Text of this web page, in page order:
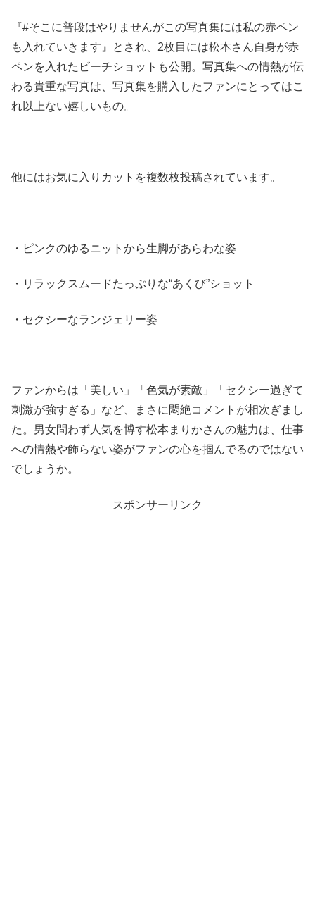
『#そこに普段はやりませんがこの写真集には私の赤ペン
も入れていきます』とされ、2枚目には松本さん自身が赤
ペンを入れたビーチショットも公開。写真集への情熱が伝
わる貴重な写真は、写真集を購入したファンにとってはこ
れ以上ない嬉しいもの。
他にはお気に入りカットを複数枚投稿されています。
・ピンクのゆるニットから生脚があらわな姿
・リラックスムードたっぷりな“あくび”ショット
・セクシーなランジェリー姿
ファンからは「美しい」「色気が素敵」「セクシー過ぎて
刺激が強すぎる」など、まさに悶絶コメントが相次ぎまし
た。男女問わず人気を博す松本まりかさんの魅力は、仕事
への情熱や飾らない姿がファンの心を掴んでるのではない
でしょうか。
スポンサーリンク